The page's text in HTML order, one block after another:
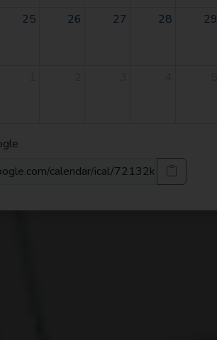
25 26 27 28 29
calendar/ical/